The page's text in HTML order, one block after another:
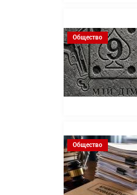
Общество
Общество